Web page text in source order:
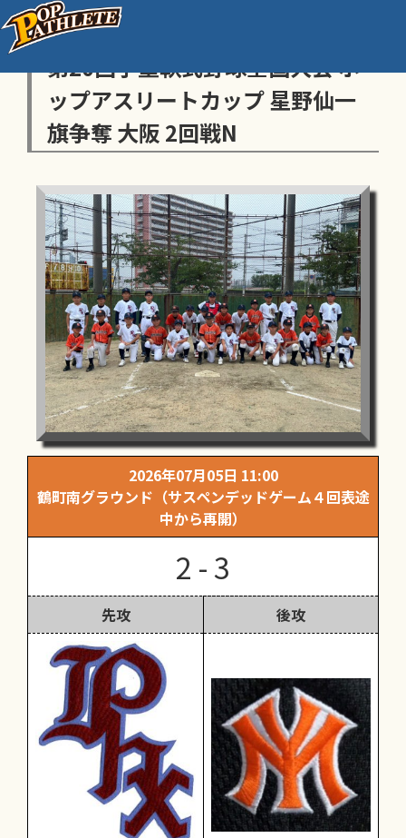
センス・トラストトーナメント
第20回学童軟式野球全国大会 ポ
ップアスリートカップ 星野仙一
旗争奪 大阪 2回戦N
2026年07月05日 11:00
鶴町南グラウンド（サスペンデッドゲーム４回表途
中から再開）
2 - 3
先攻 後攻